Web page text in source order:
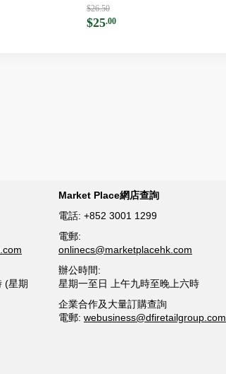
$26.50
$25.00
(星期
Market Place網店查詢
電話: +852 3001 1299
電郵:
onlinecs@marketplacehk.com
辦公時間:
星期一至日 上午九時至晚上六時
企業合作及大量訂購查詢
電郵: webusiness@dfiretailgroup.com